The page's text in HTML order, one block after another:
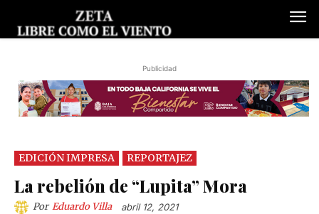
Publicidad
EDICIÓN IMPRESA REPORTAJEZ
La rebelión de “Lupita” Mora
Por Eduardo Villa abril 12, 2021